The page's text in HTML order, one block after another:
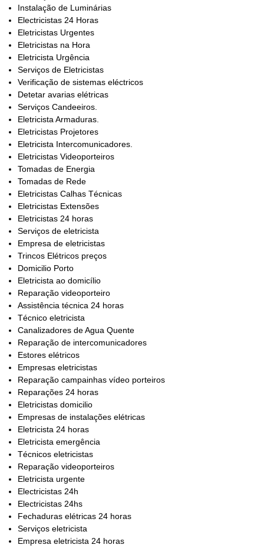
Instalação de Luminárias
Electricistas 24 Horas
Eletricistas Urgentes
Eletricistas na Hora
Eletricista Urgência
Serviços de Eletricistas
Verificação de sistemas eléctricos
Detetar avarias elétricas
Serviços Candeeiros.
Eletricista Armaduras.
Eletricistas Projetores
Eletricista Intercomunicadores.
Eletricistas Videoporteiros
Tomadas de Energia
Tomadas de Rede
Eletricistas Calhas Técnicas
Eletricistas Extensões
Eletricistas 24 horas
Serviços de eletricista
Empresa de eletricistas
Trincos Elétricos preços
Domicilio Porto
Eletricista ao domicílio
Reparação videoporteiro
Assistência técnica 24 horas
Técnico eletricista
Canalizadores de Agua Quente
Reparação de intercomunicadores
Estores elétricos
Empresas eletricistas
Reparação campainhas vídeo porteiros
Reparações 24 horas
Eletricistas domicilio
Empresas de instalações elétricas
Eletricista 24 horas
Eletricista emergência
Técnicos eletricistas
Reparação videoporteiros
Eletricista urgente
Electricistas 24h
Electricistas 24hs
Fechaduras elétricas 24 horas
Serviços eletricista
Empresa eletricista 24 horas